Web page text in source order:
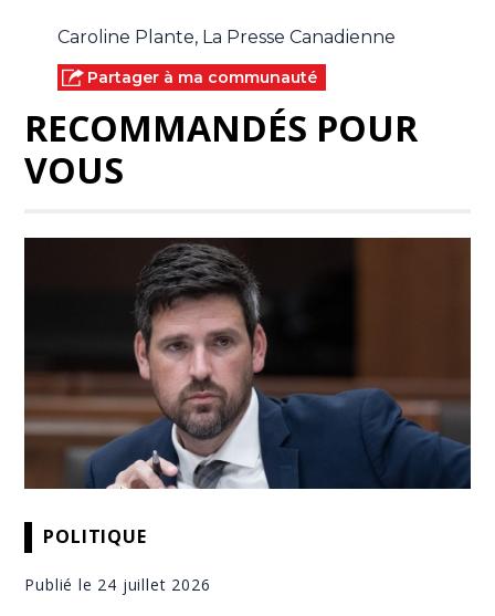
Caroline Plante, La Presse Canadienne
Partager à ma communauté
RECOMMANDÉS POUR
VOUS
POLITIQUE
Publié le 24 juillet 2026